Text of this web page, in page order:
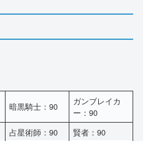
暗黒騎士：90
ガンブレイカ
ー：90
占星術師：90
賢者：90